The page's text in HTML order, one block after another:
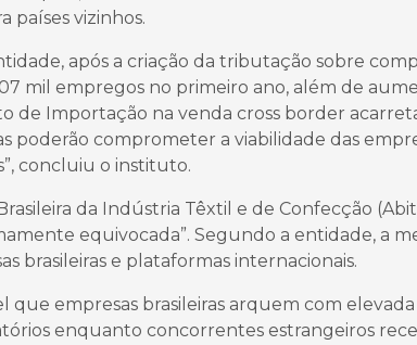
países vizinhos.
após a criação da tributação sobre
mil empregos no primeiro ano, além de
de Importação na venda cross border
poderão comprometer a viabilidade das
concluiu o instituto.
da Indústria Têxtil e de Confecção
equivocada”. Segundo a entidade, a
brasileiras e plataformas internacionais.
que empresas brasileiras arquem com
enquanto concorrentes estrangeiros